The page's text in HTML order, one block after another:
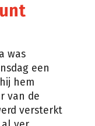
was
een
hem
van de
versterkt